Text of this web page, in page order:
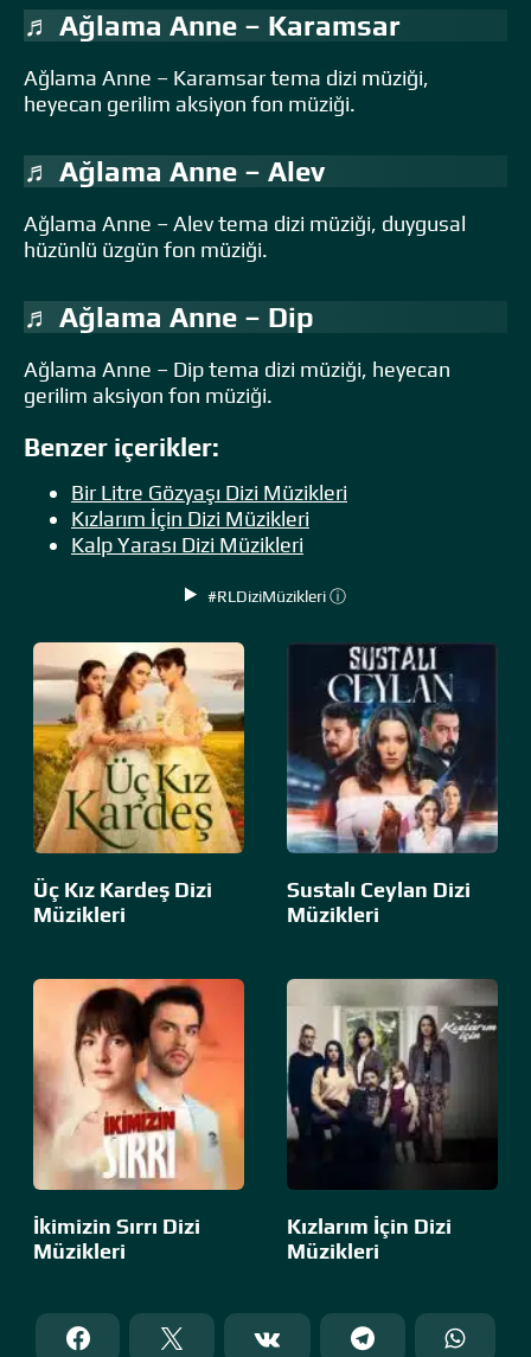
♬ Ağlama Anne – Karamsar
Ağlama Anne – Karamsar tema dizi müziği,
heyecan gerilim aksiyon fon müziği.
♬ Ağlama Anne – Alev
Ağlama Anne – Alev tema dizi müziği, duygusal
hüzünlü üzgün fon müziği.
♬ Ağlama Anne – Dip
Ağlama Anne – Dip tema dizi müziği, heyecan
gerilim aksiyon fon müziği.
Benzer içerikler:
Bir Litre Gözyaşı Dizi Müzikleri
Kızlarım İçin Dizi Müzikleri
Kalp Yarası Dizi Müzikleri
#RLDiziMüzikleri ⓘ
Üç Kız Kardeş Dizi
Müzikleri
Sustalı Ceylan Dizi
Müzikleri
İkimizin Sırrı Dizi
Müzikleri
Kızlarım İçin Dizi
Müzikleri